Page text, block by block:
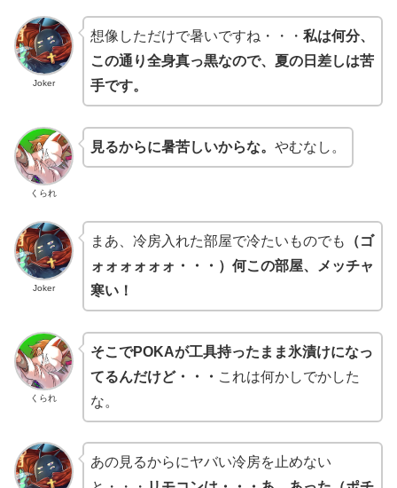
Joker
想像しただけで暑いですね・・・ 私は何分、
この通り全身真っ黒なので、夏の日差しは苦
手です。
くられ
見るからに暑苦しいからな。 やむなし。
Joker
まあ、冷房入れた部屋で冷たいものでも （ゴ
ォォォォォォ・・・）何この部屋、メッチャ
寒い！
くられ
そこでPOKAが工具持ったまま氷漬けになっ
てるんだけど・・・ これは何かしでかした
な。
あの見るからにヤバい冷房を止めない